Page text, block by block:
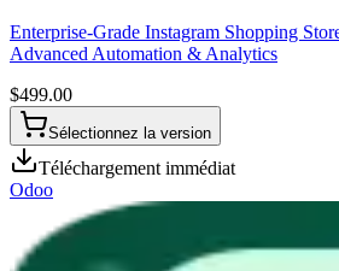
Enterprise-Grade Instagram Shopping
Advanced Automation & Analytics
$499.00
Sélectionnez la version
Téléchargement immédiat
Odoo